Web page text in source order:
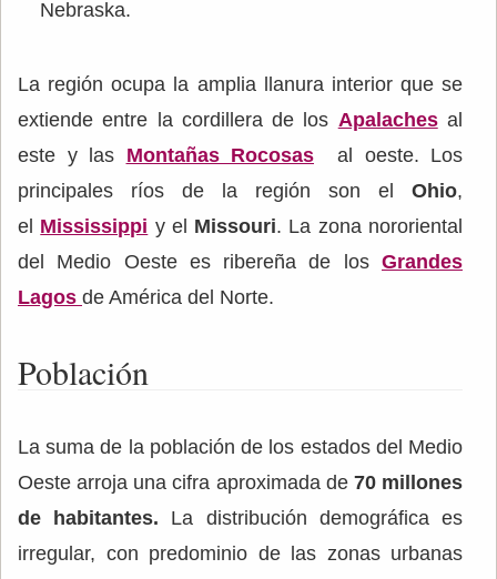
Nebraska.
La región ocupa la amplia llanura interior que se
extiende entre la cordillera de los Apalachesal
este y las Montañas Rocosas al oeste. Los
principales ríos de la región son el
Ohio,
el Mississippi y el Missouri. La zona nororiental
del Medio Oeste es ribereña de los Grandes
Lagos de América del Norte.
Población
La suma de la población de los estados del Medio
Oeste arroja una cifra aproximada de 70 millones
de habitantes. La distribución demográfica es
irregular, con predominio de las zonas urbanas